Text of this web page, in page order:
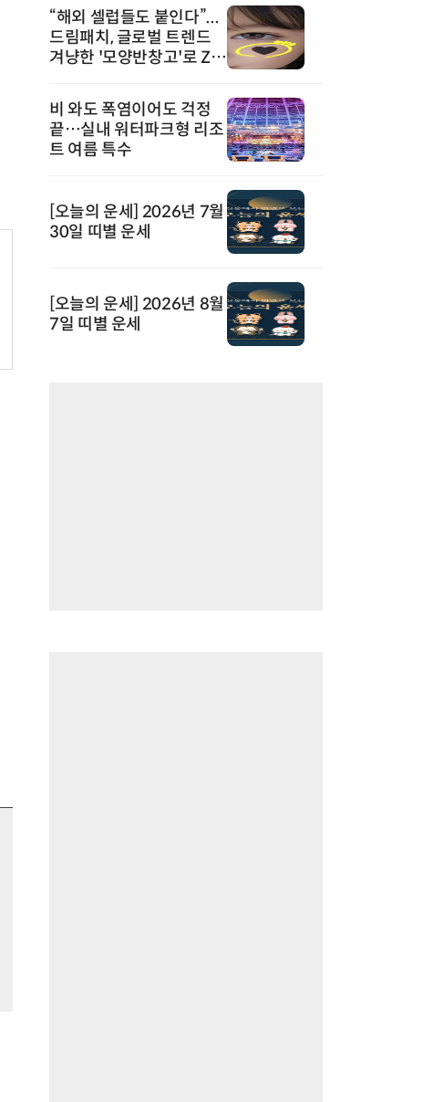
“해외 셀럽들도 붙인다”...
드림패치, 글로벌 트렌드
겨냥한 '모양반창고'로 Z세
비 와도 폭염이어도 걱정
끝…실내 워터파크형 리조
트 여름 특수
[오늘의 운세] 2026년 7월
30일 띠별 운세
[오늘의 운세] 2026년 8월
7일 띠별 운세